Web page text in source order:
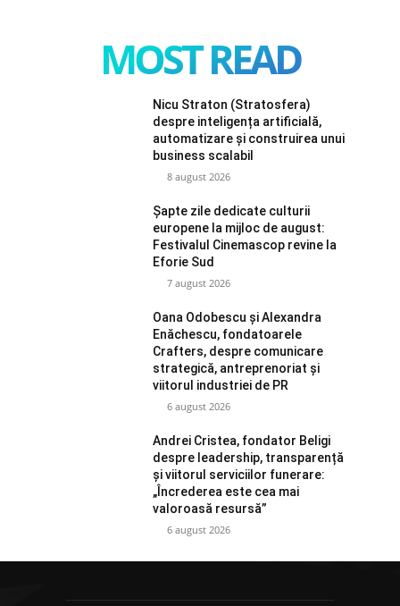
MOST READ
Nicu Straton (Stratosfera)
despre inteligența artificială,
automatizare și construirea unui
business scalabil
8 august 2026
Șapte zile dedicate culturii
europene la mijloc de august:
Festivalul Cinemascop revine la
Eforie Sud
7 august 2026
Oana Odobescu și Alexandra
Enăchescu, fondatoarele
Crafters, despre comunicare
strategică, antreprenoriat și
viitorul industriei de PR
6 august 2026
Andrei Cristea, fondator Beligi
despre leadership, transparență
și viitorul serviciilor funerare:
„Încrederea este cea mai
valoroasă resursă”
6 august 2026